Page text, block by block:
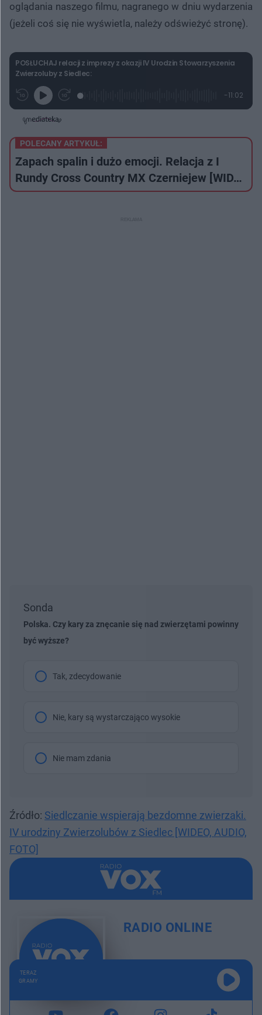
oglądania naszego filmu, nagranego w dniu wydarzenia
(jeżeli coś się nie wyświetla, należy odświeżyć stronę).
POSŁUCHAJ relacji z imprezy z okazji IV Urodzin Stowarzyszenia
Zwierzoluby z Siedlec:
G
r
a
j
P
z
e
w
ń
1
0
s
d
o
t
z
ń
1
0
s
d
o
p
L
o
a
:
2
.
2
6
%
P
o
ł
-11:02
POLECANY ARTYKUŁ:
Zapach spalin i dużo emocji. Relacja z I
Rundy Cross Country MX Czerniejew [WID…
Sonda
Polska. Czy kary za znęcanie się nad zwierzętami powinny
być wyższe?
Tak, zdecydowanie
Nie, kary są wystarczająco wysokie
Nie mam zdania
Źródło: Siedlczanie wspierają bezdomne zwierzaki.
IV urodziny Zwierzolubów z Siedlec [WIDEO, AUDIO,
FOTO]
RADIO ONLINE
TERAZ
GRAMY